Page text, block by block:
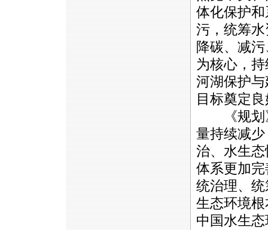
体化保护
污，统筹
降碳、减
为核心，
河湖保护
目标奠定
《规划》
量持续减
治、水生
体系更加
统治理、
生态环境
中国水生